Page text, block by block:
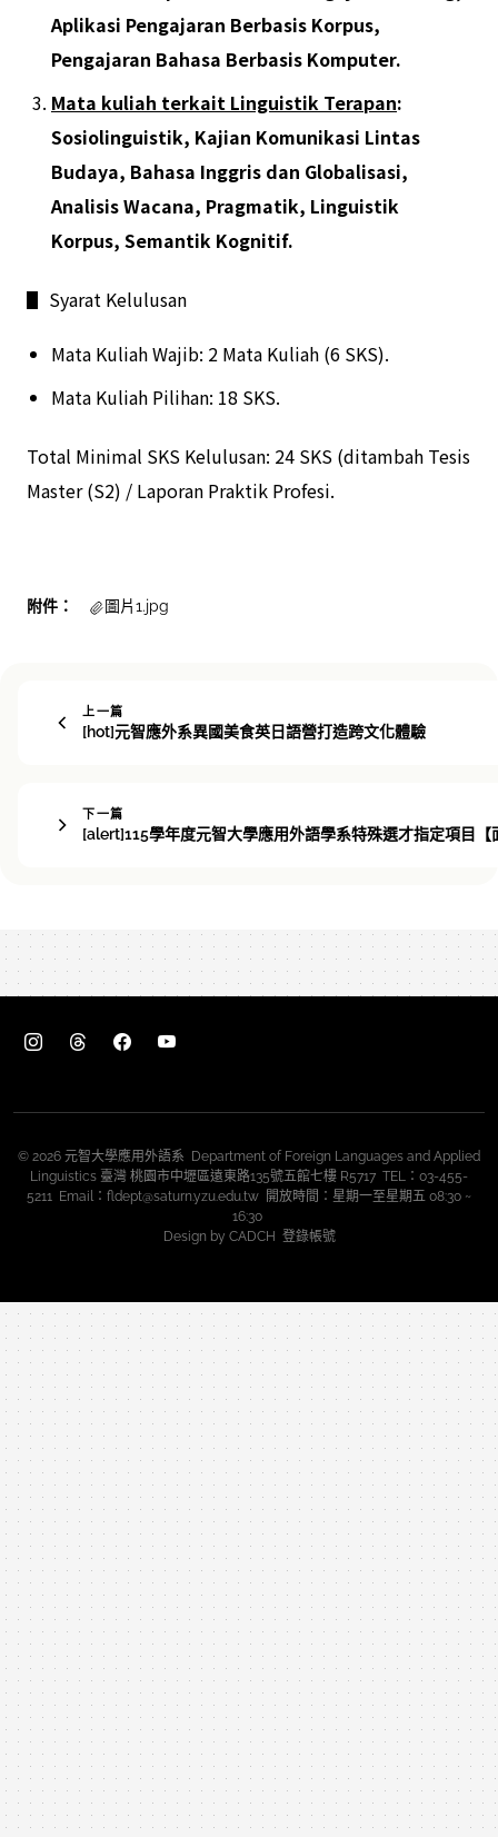
Aplikasi Pengajaran Berbasis Korpus,
Pengajaran Bahasa Berbasis Komputer.
Mata kuliah terkait Linguistik Terapan:
Sosiolinguistik, Kajian Komunikasi Lintas
Budaya, Bahasa Inggris dan Globalisasi,
Analisis Wacana, Pragmatik, Linguistik
Korpus, Semantik Kognitif.
▋ Syarat Kelulusan
Mata Kuliah Wajib: 2 Mata Kuliah (6 SKS).
Mata Kuliah Pilihan: 18 SKS.
Total Minimal SKS Kelulusan: 24 SKS (ditambah Tesis
Master (S2) / Laporan Praktik Profesi.
附件： 圖片1.jpg
上一篇
[hot]元智應外系異國美食英日語營打造跨文化體驗
下一篇
[alert]115學年度元智大學應用外語學系特殊選才指定項目【
© 2026 元智大學應用外語系 Department of Foreign Languages and Applied
Linguistics 臺灣 桃園市中壢區遠東路135號五館七樓 R5717 TEL：03-455-
5211 Email：fldept@saturn.yzu.edu.tw 開放時間：星期一至星期五 08:30 ~
16:30
Design by CADCH 登錄帳號